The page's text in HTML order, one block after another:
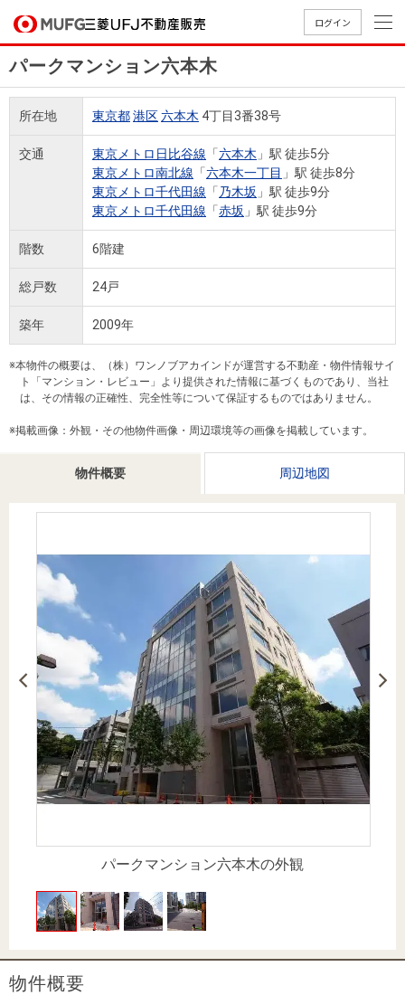
ログイン
買いたいTOP
中古
マン
ショ
ンを
探す
中古
一戸
建て
す
投
用
す
件を
購入向け
サービス
住宅ロー
ンシミュ
レーショ
ン
住まい1プ
ラス（お
役立ちコ
ラム）
（電子ブ
ック）
売りたいTOP
無
料
査
定
相
談
売却
時手
金額
売却向け
サービス
周辺相場
検索
住まい1プ
ラス（お
役立ちコ
ラム）
住まいと
暮らしの
税金の本
（電子ブ
売却ガイ
ド
店舗案内TOP
店舗のご
案内（首
都圏）
古屋）
西）
会社情報TOP
ごあいさ
つ
経営ビジ
ョン
組織図
役員一
覧
沿革
本社地
ニュース
リリース
（電子ブ
採用情報TOP
新卒採用
情報
買いたい
売りたい
採用情報
法人のお客さま
提携企業にお勤めの方
閉じる
パークマンション六本木
物件概要 周辺地図
パークマンション六本木の外観
所在地 東京都港区六本木 4丁目3番38号
交通 東京メトロ日比谷線 「六本木 」駅 徒歩5分
東京メトロ南北線 「六本木一丁目 」駅 徒歩8分
東京メトロ千代田線 「 乃木坂 」駅 徒歩9分
東京メトロ千代田線 「赤坂 」駅 徒歩9分
階数 6階建
総戸数 24戸
築年 2009年
※本物件の概要は、（株）ワンノブアカインドが運営する不動産・物件情報サイ
ト「マンション・レビュー」より提供された情報に基づくものであり、当社
は、その情報の正確性、完全性等について保証するものではありません。
※掲載画像：外観・その他物件画像・周辺環境等の画像を掲載しています。
物件概要